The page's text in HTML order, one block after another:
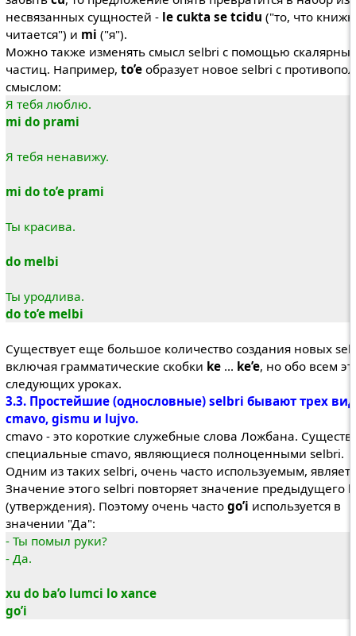
несвязанных сущностей - le cukta se tcidu ("то, что
читается") и mi ("я").
Можно также изменять смысл selbri с помощью скалярных
частиц. Например, to’eобразует новое selbri с
смыслом:
Я тебя люблю.
mi do prami
Я тебя ненавижу.
mi do to’e prami
Ты красива.
do melbi
Ты уродлива.
do to’e melbi
Существует еще большое количество создания новых
включая грамматические скобки ke... ke’e, но обо всем
следующих уроках.
3.3. Простейшие (однословные) selbri бывают трех
cmavo, gismu и lujvo.
cmavo - это короткие служебные слова Ложбана.
специальные cmavo, являющиеся полноценными selbri.
Одним из таких selbri, очень часто используемым,
Значение этого selbri повторяет значение предыдущего
(утверждения). Поэтому очень часто go’i используется в
значении "Да":
- Ты помыл руки?
- Да.
xu do ba’o lumci lo xance
go’i